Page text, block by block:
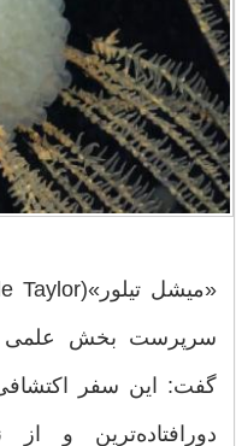
سرپرست بخش علمی
گفت: این سفر
دورافتاده‌ترین و